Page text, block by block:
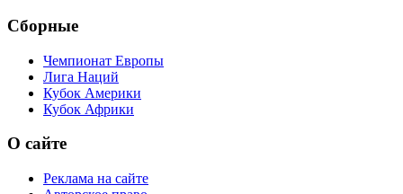
Сборные
Чемпионат Европы
Лига Наций
Кубок Америки
Кубок Африки
О сайте
Реклама на сайте